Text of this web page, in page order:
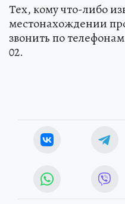
Тех, кому что-либо
местонахождении
звонить по
02.